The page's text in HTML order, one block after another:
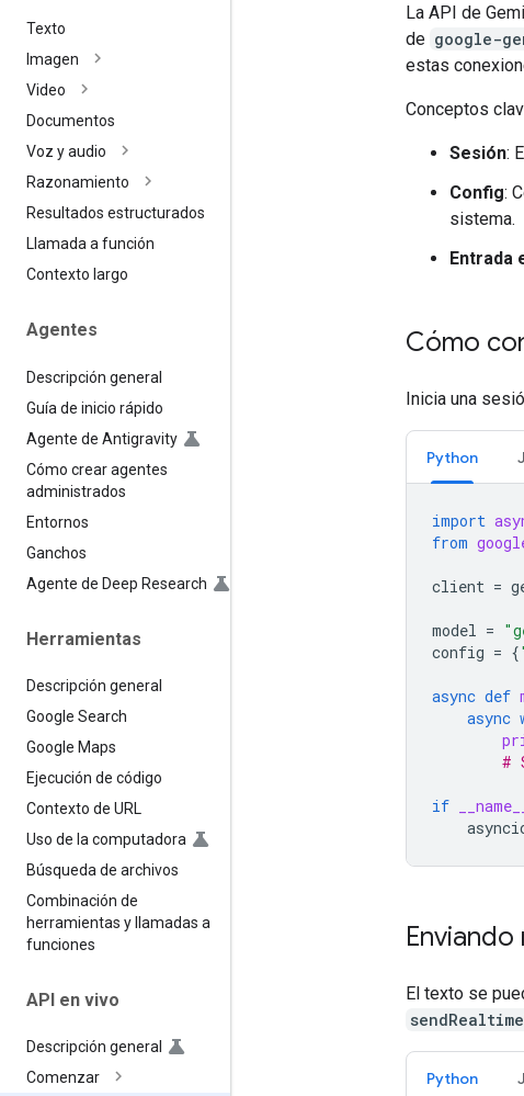
Texto
Imagen
Video
Documentos
Voz y audio
Razonamiento
Resultados estructurados
Llamada a función
Contexto largo
Agentes
Descripción general
Guía de inicio rápido
Agente de Antigravity
Cómo crear agentes
administrados
Entornos
Ganchos
Agente de Deep Research
Herramientas
Descripción general
Google Search
Google Maps
Ejecución de código
Contexto de URL
Uso de la computadora
Búsqueda de archivos
Combinación de
herramientas y llamadas a
funciones
API en vivo
Descripción general
Comenzar
La API de
de google-
estas
Conceptos
Sesión:
Config:
sistema.
Entrada
Cómo
Inicia una
Python
import
from
client =
model =
config = {
async def
async
#
if __name__
El texto se
Python